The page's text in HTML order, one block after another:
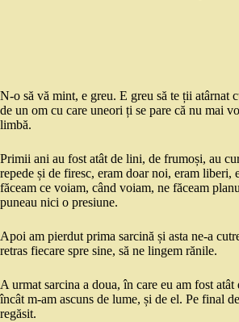
N-o să vă mint, e greu. E greu să te ții atârnat
de un om cu care uneori ți se pare că nu mai
limbă.
Primii ani au fost atât de lini, de frumoși, au
repede și de firesc, eram doar noi, eram liberi,
făceam ce voiam, când voiam, ne făceam
puneau nici o presiune.
Apoi am pierdut prima sarcină și asta ne-a
retras fiecare spre sine, să ne lingem rănile.
A urmat sarcina a doua, în care eu am fost atât
încât m-am ascuns de lume, și de el. Pe final
regăsit.